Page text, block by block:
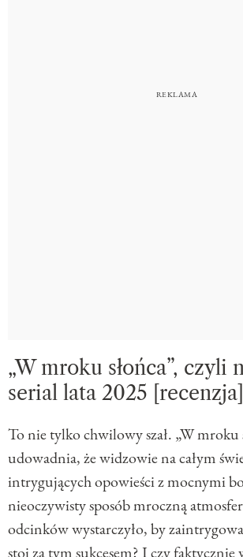
„W mroku słońca”, czyli
serial lata 2025 [recenzja]
To nie tylko chwilowy szał. „W mroku
udowadnia, że widzowie na całym
intrygujących opowieści z mocnymi
nieoczywisty sposób mroczną
odcinków wystarczyło, by
stoi za tym sukcesem? I czy